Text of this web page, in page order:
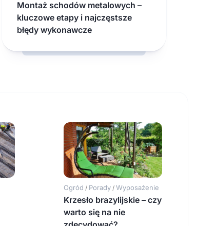
Montaż schodów metalowych –
kluczowe etapy i najczęstsze
błędy wykonawcze
Ogród / Porady /Wyposażenie
Krzesło brazylijskie – czy
warto się na nie